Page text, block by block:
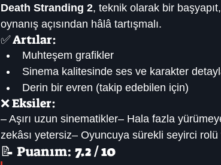
Death Stranding 2, teknik olarak bir
oynanış açısından hâlâ tartışmalı.
✅ Artılar:
Muhteşem grafikler
Sinema kalitesinde ses ve karakter
Derin bir evren (takip edebilen için)
❌ Eksiler:
– Aşırı uzun sinematikler– Hala fazla
zekâsı yetersiz– Oyuncuya sürekli seyirci rolü
📝 Puanım: 7.2 / 10